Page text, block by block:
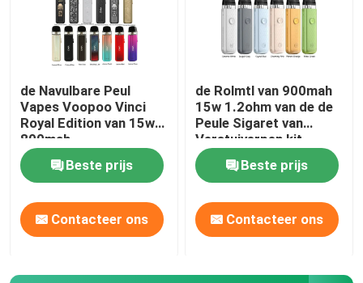
Pyrexglazen buis
de Navulbare Peul
Vapes Voopoo Vinci
Royal Edition van 15w
800mah
Beste prijs
Contacteer ons
de Rolmtl van 900mah
15w 1.2ohm van de de
Peule Sigaret van
Verstuiverpen kit
voopoo vinci Q de
Aanzetuitrustingen
Beste prijs
Contacteer ons